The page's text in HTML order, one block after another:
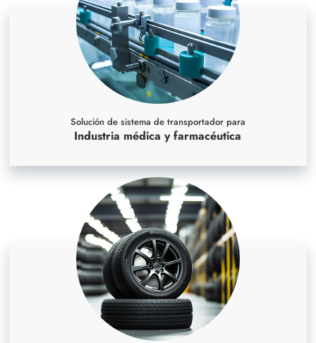
Solución de sistema de transportador para
Industria médica y farmacéutica